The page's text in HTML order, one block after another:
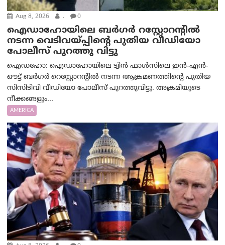
Aug 8, 2026 . 0
ഐഡാഹോയിലെ ബർഗർ റസ്റ്റോറന്റിൽ
നടന്ന വെടിവയ്പ്പിന്റെ പുതിയ വീഡിയോ
പോലീസ് പുറത്തു വിട്ടു
ഐഡഹോ: ഐഡാഹോയിലെ ട്വിൻ ഫാൾസിലെ ഇൻ-എൻ-
ഔട്ട് ബർഗർ റെസ്റ്റോറന്റിൽ നടന്ന ആക്രമണത്തിന്റെ പുതിയ
സിസിടിവി വീഡിയോ പോലീസ് പുറത്തുവിട്ടു. അക്രമിയുടെ
നീക്കങ്ങളും...
AMERICA